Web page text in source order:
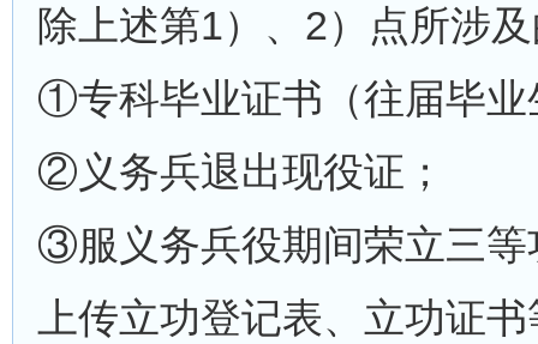
除上述第1）、2）点所涉
①专科毕业证书（往届毕业
②义务兵退出现役证；
③服义务兵役期间荣立三等
上传立功登记表、立功证